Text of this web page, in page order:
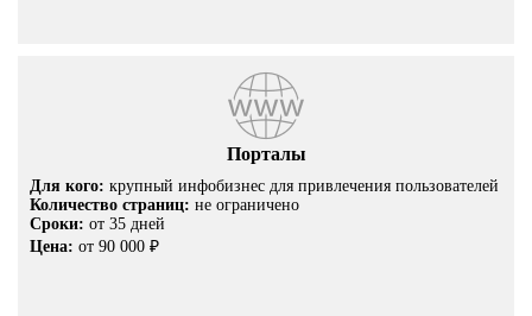
Порталы
Для кого: крупный инфобизнес для привлечения пользователей
Количество страниц: не ограничено
Сроки: от 35 дней
Цена: от 90 000 ₽